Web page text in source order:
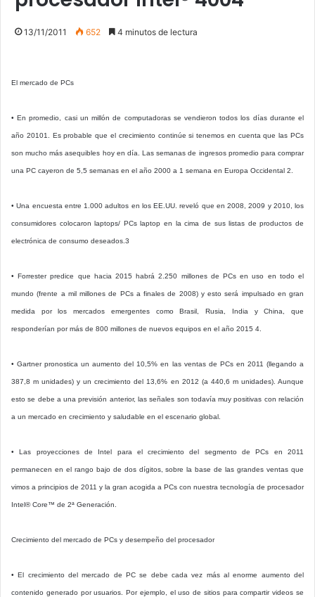
13/11/2011 652 4 minutos de lectura
El mercado de PCs
• En promedio, casi un millón de computadoras se vendieron todos los días durante el
año 20101. Es probable que el crecimiento continúe si tenemos en cuenta que las PCs
son mucho más asequibles hoy en día. Las semanas de ingresos promedio para comprar
una PC cayeron de 5,5 semanas en el año 2000 a 1 semana en Europa Occidental 2.
• Una encuesta entre 1.000 adultos en los EE.UU. reveló que en 2008, 2009 y 2010, los
consumidores colocaron laptops/ PCs laptop en la cima de sus listas de productos de
electrónica de consumo deseados.3
• Forrester predice que hacia 2015 habrá 2.250 millones de PCs en uso en todo el
mundo (frente a mil millones de PCs a finales de 2008) y esto será impulsado en gran
medida por los mercados emergentes como Brasil, Rusia, India y China, que
responderían por más de 800 millones de nuevos equipos en el año 2015 4.
• Gartner pronostica un aumento del 10,5% en las ventas de PCs en 2011 (llegando a
387,8 m unidades) y un crecimiento del 13,6% en 2012 (a 440,6 m unidades). Aunque
esto se debe a una previsión anterior, las señales son todavía muy positivas con relación
a un mercado en crecimiento y saludable en el escenario global.
• Las proyecciones de Intel para el crecimiento del segmento de PCs en 2011
permanecen en el rango bajo de dos dígitos, sobre la base de las grandes ventas que
vimos a principios de 2011 y la gran acogida a PCs con nuestra tecnología de procesador
Intel® Core™ de 2ª Generación.
Crecimiento del mercado de PCs y desempeño del procesador
• El crecimiento del mercado de PC se debe cada vez más al enorme aumento del
contenido generado por usuarios. Por ejemplo, el uso de sitios para compartir videos se